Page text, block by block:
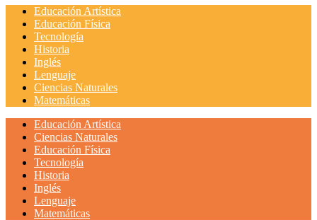
Educación Artística
Educación Física
Tecnología
Historia
Inglés
Lenguaje
Ciencias Naturales
Matemáticas
Educación Artística
Ciencias Naturales
Educación Física
Tecnología
Historia
Inglés
Lenguaje
Matemáticas